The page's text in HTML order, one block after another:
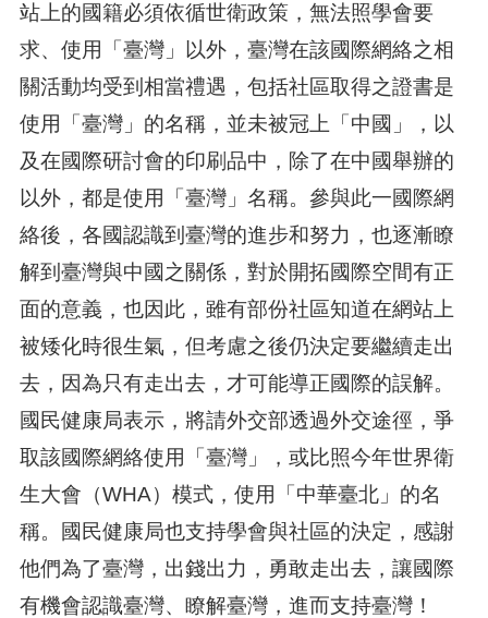
站上的國籍必須依循世衛政策，無法照學會要
求、使用「臺灣」以外，臺灣在該國際網絡之相
關活動均受到相當禮遇，包括社區取得之證書是
使用「臺灣」的名稱，並未被冠上「中國」，以
及在國際研討會的印刷品中，除了在中國舉辦的
以外，都是使用「臺灣」名稱。參與此一國際網
絡後，各國認識到臺灣的進步和努力，也逐漸瞭
解到臺灣與中國之關係，對於開拓國際空間有正
面的意義，也因此，雖有部份社區知道在網站上
被矮化時很生氣，但考慮之後仍決定要繼續走出
去，因為只有走出去，才可能導正國際的誤解。
國民健康局表示，將請外交部透過外交途徑，爭
取該國際網絡使用「臺灣」，或比照今年世界衛
生大會（WHA）模式，使用「中華臺北」的名
稱。國民健康局也支持學會與社區的決定，感謝
他們為了臺灣，出錢出力，勇敢走出去，讓國際
有機會認識臺灣、瞭解臺灣，進而支持臺灣！